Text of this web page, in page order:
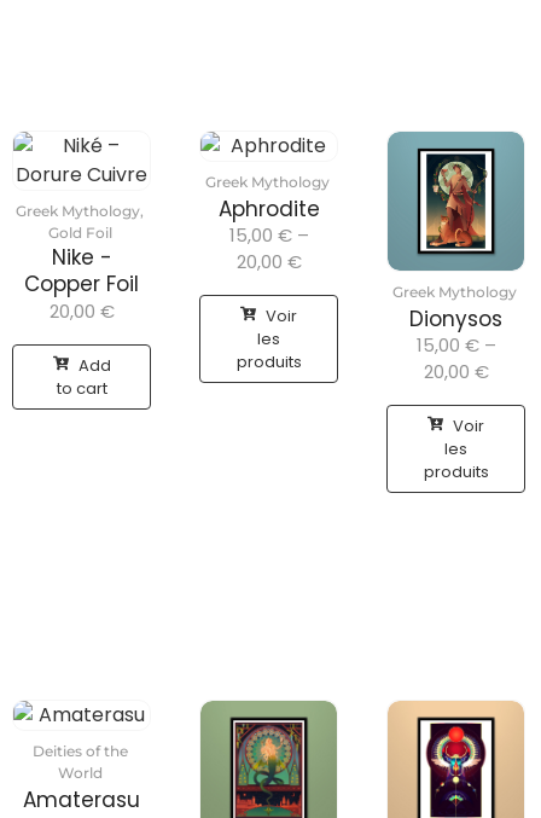
Greek Mythology,
Gold Foil
Nike -
Copper Foil
20,00 €
Add
to cart
Greek Mythology
Aphrodite
15,00 € –
20,00 €
Voir
les
produits
Greek Mythology
Dionysos
15,00 € –
20,00 €
Voir
les
produits
Deities of the
World
Amaterasu